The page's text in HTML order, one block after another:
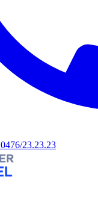
0476/23.23.23